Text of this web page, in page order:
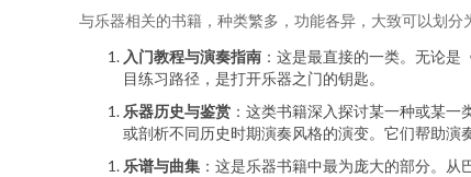
与乐器相关的书籍，种类繁多，功能各异，大致可以划分
入门教程与演奏指南 ：这是最直接的一类。无论
目练习路径，是打开乐器之门的钥匙。
乐器历史与鉴赏 ：这类书籍深入探讨某一种或某
或剖析不同历史时期演奏风格的演变。它们帮助演
乐谱与曲集 ：这是乐器书籍中最为庞大的部分。